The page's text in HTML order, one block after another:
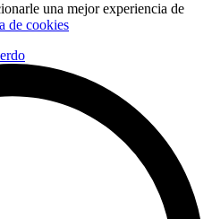
una mejor experiencia de
de cookies